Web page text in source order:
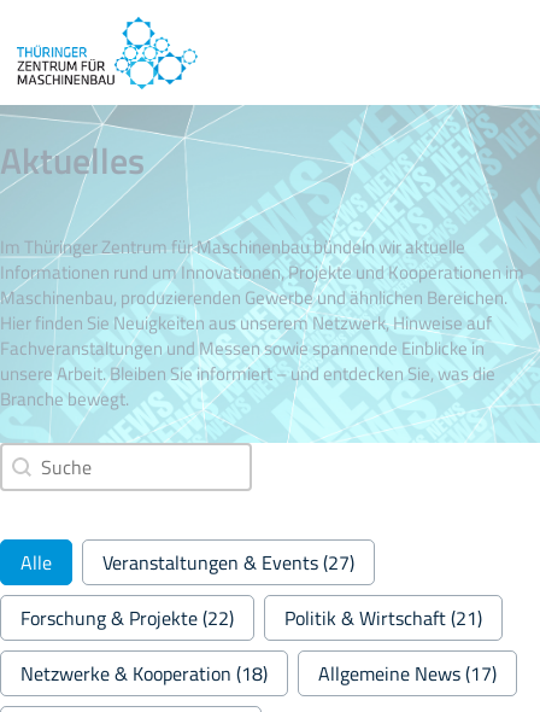
Aktuelles
Im Thüringer Zentrum für Maschinenbau bündeln wir aktuelle
Informationen rund um Innovationen, Projekte und Kooperationen im
Maschinenbau, produzierenden Gewerbe und ähnlichen Bereichen.
Hier finden Sie Neuigkeiten aus unserem Netzwerk, Hinweise auf
Fachveranstaltungen und Messen sowie spannende Einblicke in
unsere Arbeit. Bleiben Sie informiert – und entdecken Sie, was die
Branche bewegt.
Suchfeld
Search content
Beitragskategorien
Alle Veranstaltungen & Events(27)
Forschung & Projekte(22) Politik & Wirtschaft(21)
Netzwerke & Kooperation (18) Allgemeine News(17)